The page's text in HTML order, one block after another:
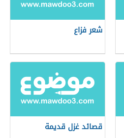
شعر فزاع
قصائد غزل قديمة